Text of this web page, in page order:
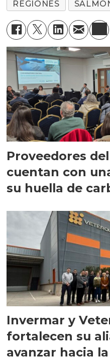
REGIONES
Proveedores
cuentan con
su huella de
Invermar y
fortalecen su
avanzar hacia